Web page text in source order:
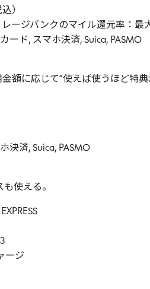
）
ージバンクのマイル還元率：最
ード, スマホ決済, Suica, PASMO
額に応じて”使えば使うほど特
決済, Suica, PASMO
使える。
ージ